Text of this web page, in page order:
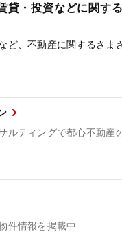
貸・投資などに関す
ど、不動産に関するさま
ルティングで都心不動産
件情報を掲載中